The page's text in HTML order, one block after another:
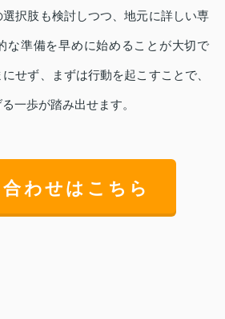
択肢も検討しつつ、地元に詳しい専
な準備を早めに始めることが大切で
せず、まずは行動を起こすことで、
一歩が踏み出せます。
わせはこちら